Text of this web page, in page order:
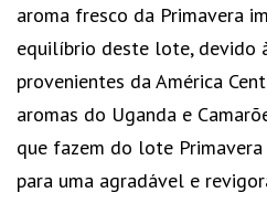
aroma fresco da Primavera
equilíbrio deste lote, devido
provenientes da América
aromas do Uganda e
que fazem do lote
para uma agradável e